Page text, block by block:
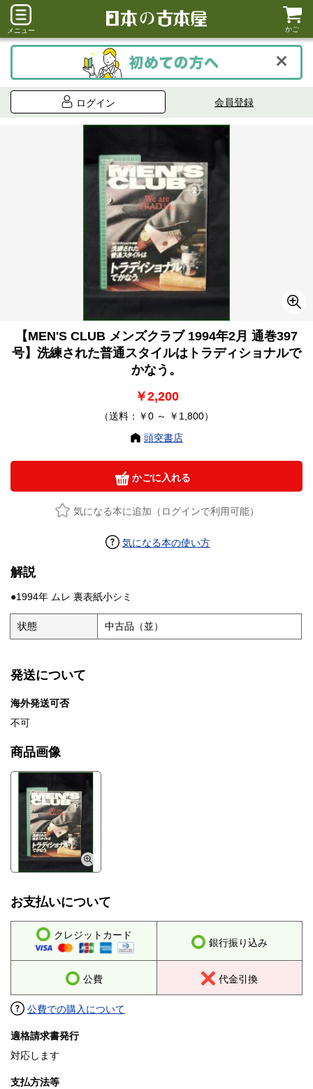
メニュー かご
ログイン 会員登録
【MEN'S CLUB メンズクラブ 1994年2月 通巻397
号】洗練された普通スタイルはトラディショナルで
かなう。
￥2,200
（送料：￥0 ～ ￥1,800）
頭突書店
かごに入れる
気になる本に追加（ログインで利用可能）
気になる本の使い方
解説
●1994年 ムレ 裏表紙小シミ
状態 中古品（並）
発送について
海外発送可否
不可
商品画像
お支払いについて
クレジットカード
銀行振り込み
公費 代金引換
公費での購入について
適格請求書発行
対応します
支払方法等